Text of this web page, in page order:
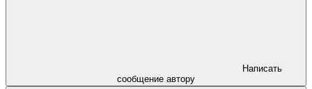
сообщение автору